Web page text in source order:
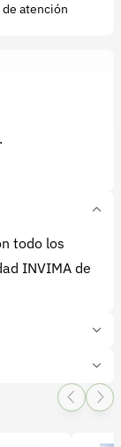
atención
todo los
INVIMA de